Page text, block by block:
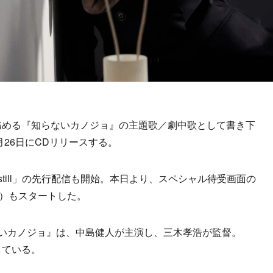
『知らないカノジョ』の主題歌／劇中歌として書き下
日にCDリリースする。
の先行配信も開始。本日より、スペシャル待受画面の
スタートした。
ノジョ』は、中島健人が主演し、三木孝浩が監督。
いる。